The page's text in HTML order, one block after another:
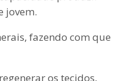
jovem.
fazendo com que
os tecidos,